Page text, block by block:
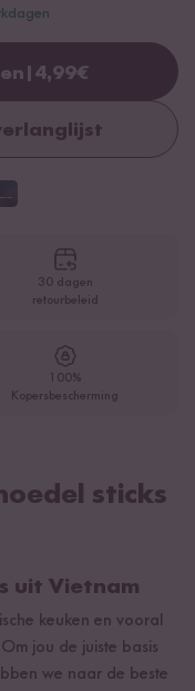
4,99€
30 dagen
retourbeleid
100%
Kopersbescherming
sticks
uit Vietnam
keuken en vooral
jou de juiste basis
we naar de beste